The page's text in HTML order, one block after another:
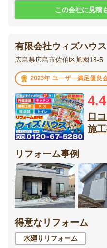
この会社に見積
有限会社ウィズハウス
広島県広島市佐伯区旭園18-5
2023年 ユーザー満足優良
4.4
口
施
リフォーム事例
得意なリフォーム
水廻りリフォーム